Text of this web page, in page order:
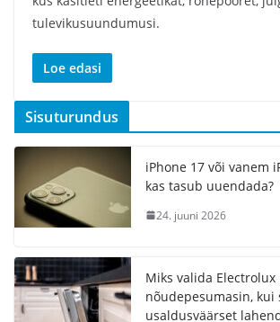
tulevikusuundumusi.
Loe edasi
Sisuturundus
iPhone 17 või vanem
kas tasub uuendada?
24. juuni 2026
Miks valida Electrolux
nõudepesumasin, kui
usaldusväärset